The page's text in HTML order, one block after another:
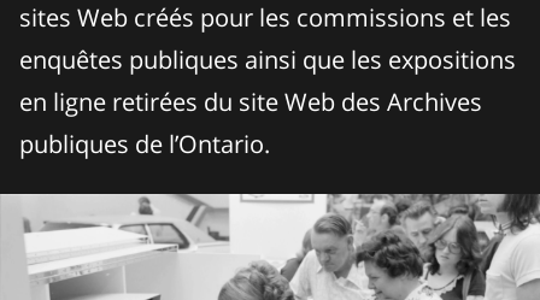
sites Web créés pour les commissions et les
enquêtes publiques ainsi que les expositions
en ligne retirées du site Web des Archives
publiques de l’Ontario.